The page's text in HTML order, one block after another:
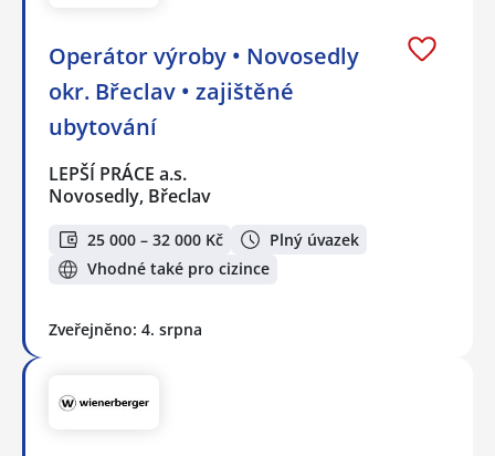
Operátor výroby • Novosedly
okr. Břeclav • zajištěné
ubytování
LEPŠÍ PRÁCE a.s.
Novosedly, Břeclav
25 000 – 32 000 Kč
Plný úvazek
Vhodné také pro cizince
Zveřejněno: 4. srpna